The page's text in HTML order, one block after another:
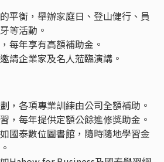
平衡，舉辦家庭日、登山健行、員
等活動。
每年享有高額補助金。
請企業家及名人蒞臨演講。
，各項專業訓練由公司全額補助。
，每年提供定額公餘進修獎助金。
國泰數位圖書館，隨時隨地學習金